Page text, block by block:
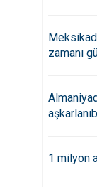
zamanı
aşkarlanıb
1 milyon